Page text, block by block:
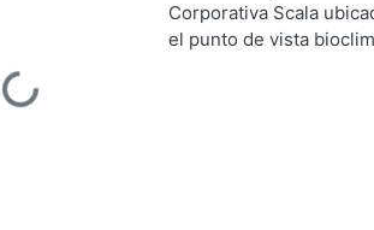
Loading...
Corporativa Scala
el punto de vista